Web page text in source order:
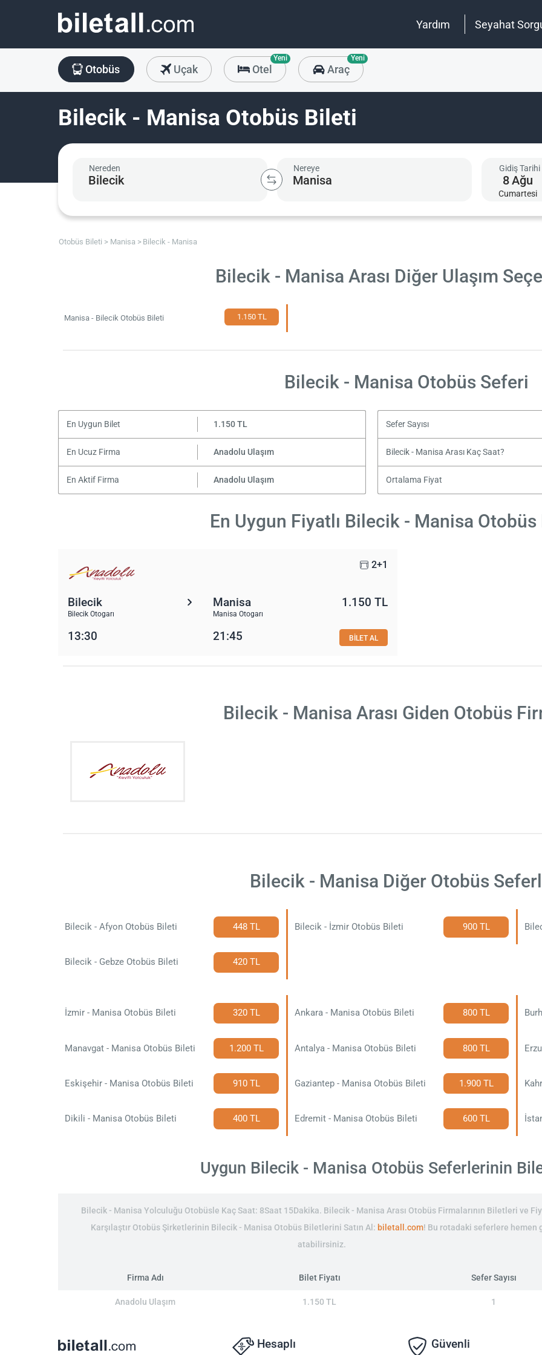
Yardım Seyahat
Otobüs Uçak Otel
Yeni
Araç
Yeni
Bilecik - Manisa Otobüs Bileti
Nereden Nereye Gidiş Tarihi
8Ağu
Cumartesi
Otobüs Bileti Manisa Bilecik - Manisa
Bilecik - Manisa Arası Diğer Ulaşım
Manisa - Bilecik Otobüs Bileti 1.150 TL
Bilecik - Manisa Otobüs Seferi
En Uygun Bilet 1.150 TL Sefer Sayısı
En Ucuz Firma Anadolu Ulaşım Bilecik - Manisa Arası Kaç Saat?
En Aktif Firma Anadolu Ulaşım Ortalama Fiyat
En Uygun Fiyatlı Bilecik - Manisa
2+1
Bilecik
Bilecik Otogarı
Manisa
Manisa Otogarı
1.150 TL
13:30 21:45 BİLET AL
Bilecik - Manisa Arası Giden Otobüs
Bilecik - Manisa Diğer Otobüs
Bilecik - Afyon Otobüs Bileti 448 TL Bilecik - İzmir Otobüs Bileti 900 TL
Bilecik - Gebze Otobüs Bileti 420 TL
İzmir - Manisa Otobüs Bileti 320 TL Ankara - Manisa Otobüs Bileti 800 TL
Manavgat - Manisa Otobüs Bileti 1.200 TL Antalya - Manisa Otobüs Bileti 800 TL
Eskişehir - Manisa Otobüs Bileti 910 TL Gaziantep - Manisa Otobüs Bileti 1.900 TL
Dikili - Manisa Otobüs Bileti 400 TL Edremit - Manisa Otobüs Bileti 600 TL
Uygun Bilecik - Manisa Otobüs Seferlerinin
Bilecik - Manisa Yolculuğu Otobüsle Kaç Saat: 8Saat 15Dakika. Bilecik - Manisa Arası Otobüs Firmalarının Biletleri ve
Karşılaştır Otobüs Şirketlerinin Bilecik - Manisa Otobüs Biletlerini Satın Al: biletall.com! Bu rotadaki seferlere hemen
atabilirsiniz.
Firma Adı Bilet Fiyatı Sefer Sayısı
Anadolu Ulaşım 1.150 TL 1
Hesaplı Güvenli